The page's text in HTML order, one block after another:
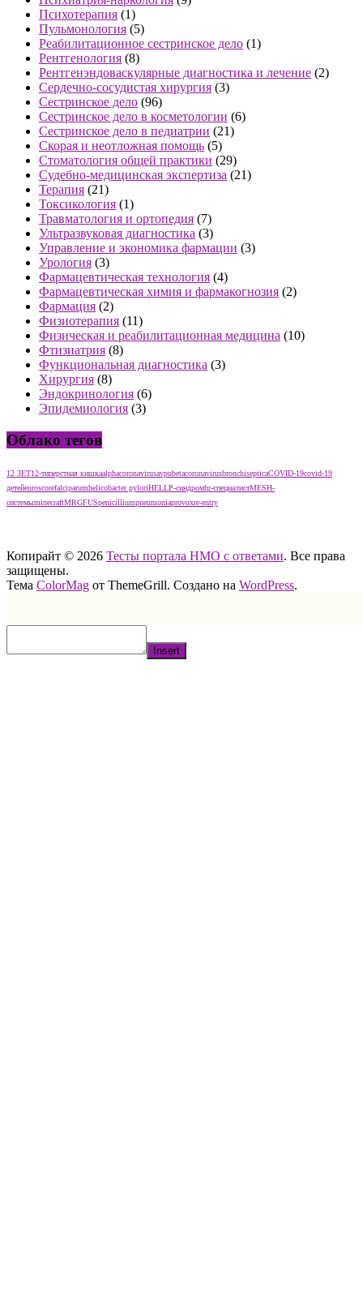
Психотерапия (1)
Пульмонология (5)
Реабилитационное сестринское дело (1)
Рентгенология (8)
Рентгенэндоваскулярные диагностика и лечение (2)
Сердечно-сосудистая хирургия (3)
Сестринское дело (96)
Сестринское дело в косметологии (6)
Сестринское дело в педиатрии (21)
Скорая и неотложная помощь (5)
Стоматология общей практики (29)
Судебно-медицинская экспертиза (21)
Терапия (21)
Токсикология (1)
Травматология и ортопедия (7)
Ультразвуковая диагностика (3)
Управление и экономика фармации (3)
Урология (3)
Фармацевтическая технология (4)
Фармацевтическая химия и фармакогнозия (2)
Фармация (2)
Физиотерапия (11)
Физическая и реабилитационная медицина (10)
Фтизиатрия (8)
Функциональная диагностика (3)
Хирургия (8)
Эндокринология (6)
Эпидемиология (3)
Облако тегов
12 ЗЕТ12-типерстная кишкаalphacoronavirusavpubetacoronavirusbronchisepticaCOVID-19covid-19
детейeuroscorefalciparumhelicobacter pyloriHELLP-синдромhr-специалистMESH-
системыminecraftMRGFUSpenicilliumpneumoniaprovoxre-entry
Копирайт © 2026 Тесты портала НМО с ответами. Все права
защищены.
Тема ColorMag от ThemeGrill. Создано на WordPress.
Insert